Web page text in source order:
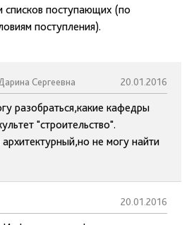
списков поступающих (по
поступления).
Сергеевна 20.01.2016
разобраться,какие кафедры
"строительство".
не могу найти
20.01.2016